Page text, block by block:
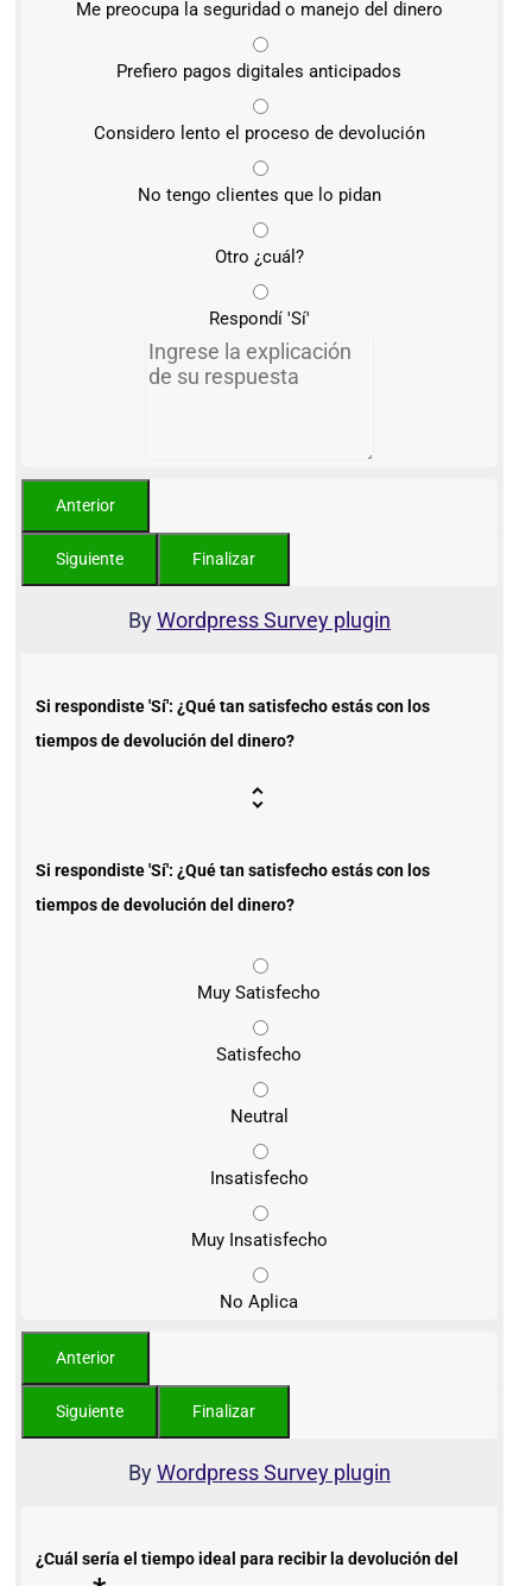
Me preocupa la seguridad o manejo del dinero
Prefiero pagos digitales anticipados
Considero lento el proceso de devolución
No tengo clientes que lo pidan
Otro ¿cuál?
Respondí 'Sí'
ByWordpress Survey plugin
Si respondiste 'Sí': ¿Qué tan satisfecho estás con los
tiempos de devolución del dinero?
Si respondiste 'Sí': ¿Qué tan satisfecho estás con los
tiempos de devolución del dinero?
Muy Satisfecho
Satisfecho
Neutral
Insatisfecho
Muy Insatisfecho
No Aplica
ByWordpress Survey plugin
¿Cuál sería el tiempo ideal para recibir la devolución del